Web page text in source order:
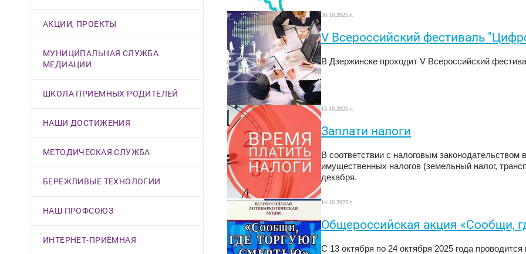
АКЦИИ, ПРОЕКТЫ
МУНИЦИПАЛЬНАЯ СЛУЖБА
МЕДИАЦИИ
ШКОЛА ПРИЕМНЫХ РОДИТЕЛЕЙ
НАШИ ДОСТИЖЕНИЯ
МЕТОДИЧЕСКАЯ СЛУЖБА
БЕРЕЖЛИВЫЕ ТЕХНОЛОГИИ
НАШ ПРОФСОЮЗ
ИНТЕРНЕТ-ПРИЁМНАЯ
30.10.2025 г.
V Всероссийский фестиваль
В Дзержинске проходит V Всероссийский
15.10.2025 г.
Заплати налоги
В соответствии с налоговым
имущественных налогов (земельный налог,
декабря.
14.10.2025 г.
Общероссийская акция «Сообщи,
С 13 октября по 24 октября 2025 года